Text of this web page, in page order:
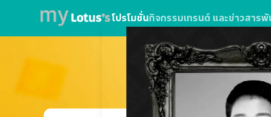
โปรโมชั่นกิจกรรมเทรนด์ และข่าวสารพั